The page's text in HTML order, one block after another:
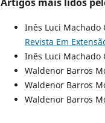
Inês Luci Machado
Revista Em
Inês Luci Machado
Waldenor Barros
Waldenor Barros
Waldenor Barros